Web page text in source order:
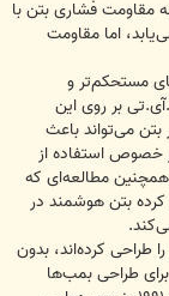
اگرچه مقاومت فشاری بتن با
اما مقاومت
مستحکم‌تر و
بر روی این
می‌تواند باعث
خصوص استفاده از
مطالعه‌ای که
تایید کرده بتن هوشمند در
کرده‌اند، بدون
طراحی بمب‌ها